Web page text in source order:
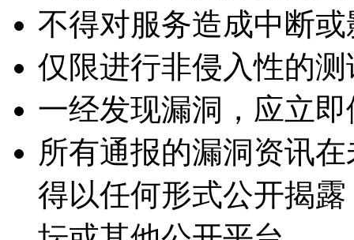
不得对服务造成中断
仅限进行非侵入性的测
一经发现漏洞，应立
所有通报的漏洞资讯
得以任何形式公开揭